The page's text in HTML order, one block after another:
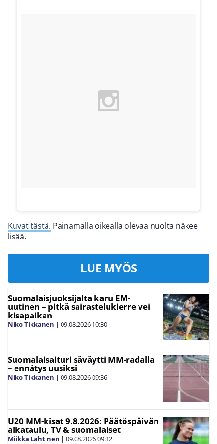
Kuvat tästä. Painamalla oikealla olevaa nuolta näkee
lisää.
LUE MYÖS
Suomalaisjuoksijalta karu EM-
uutinen – pitkä sairastelukierre vei
kisapaikan
Niko Tikkanen | 09.08.2026 10:30
Suomalaisaituri säväytti MM-radalla
– ennätys uusiksi
Niko Tikkanen | 09.08.202609:36
U20 MM-kisat 9.8.2026: Päätöspäivän
aikataulu, TV & suomalaiset
Miikka Lahtinen | 09.08.202609:12